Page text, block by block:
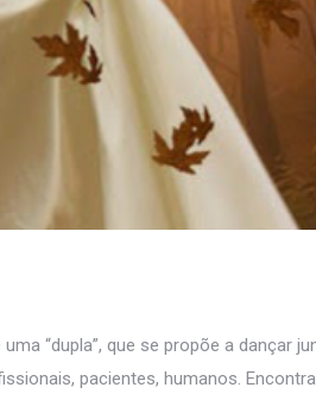
“dupla”, que se propõe a dançar
pacientes, humanos.